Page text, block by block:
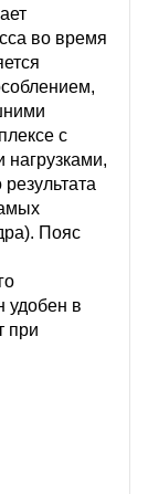
во время
с
Пояс
удобен в
при